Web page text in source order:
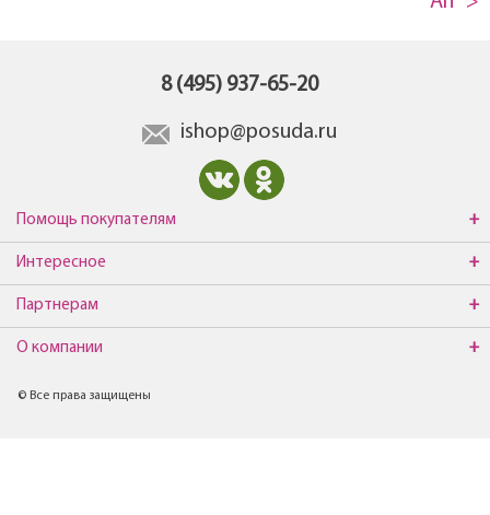
8 (495) 937-65-20
ishop@posuda.ru
Помощь покупателям
Интересное
Партнерам
О компании
© Все права защищены